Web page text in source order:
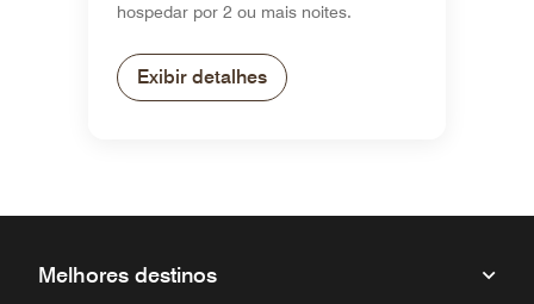
hospedar por 2 ou mais noites.
Exibir detalhes
Melhores destinos